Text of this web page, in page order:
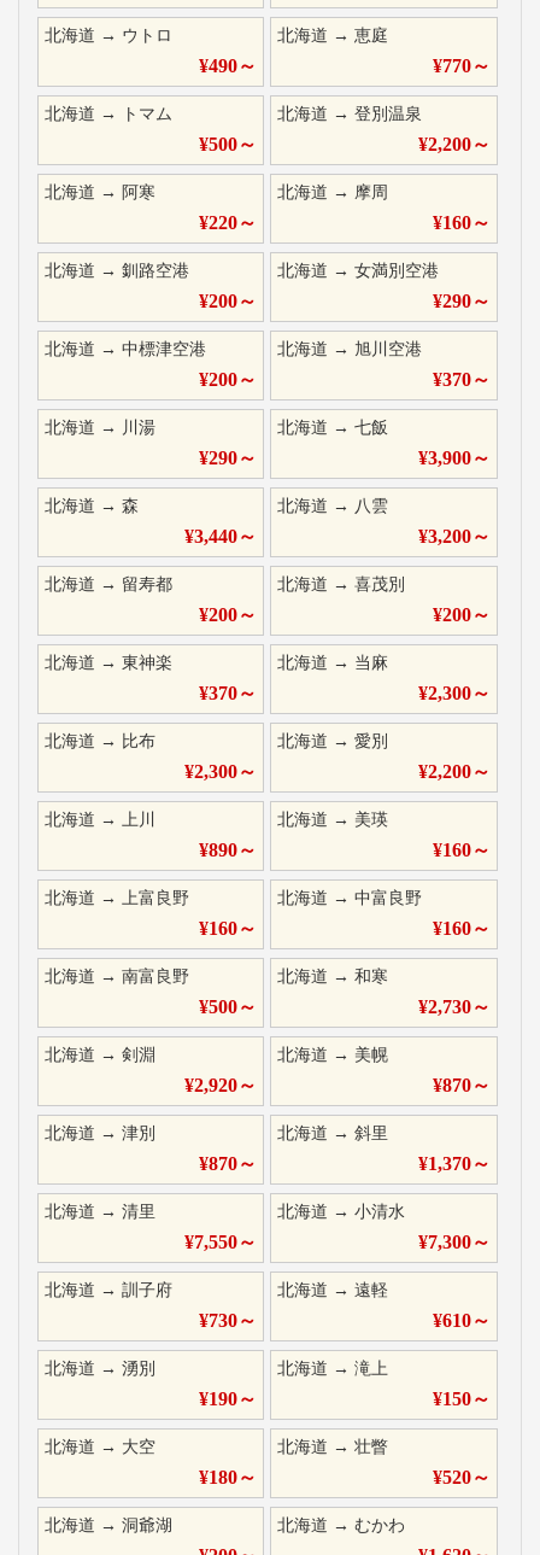
北海道 → ウトロ
¥490～
北海道 →恵庭
¥770～
北海道 → トマム
¥500～
北海道 →登別温泉
¥2,200～
北海道 → 阿寒
¥220～
北海道 → 摩周
¥160～
北海道 → 釧路空港
¥200～
北海道 →女満別空港
¥290～
北海道 → 中標津空港
¥200～
北海道 →旭川空港
¥370～
北海道 → 川湯
¥290～
北海道 →七飯
¥3,900～
北海道 → 森
¥3,440～
北海道 → 八雲
¥3,200～
北海道 → 留寿都
¥200～
北海道 →喜茂別
¥200～
北海道 → 東神楽
¥370～
北海道 → 当麻
¥2,300～
北海道 → 比布
¥2,300～
北海道 →愛別
¥2,200～
北海道 → 上川
¥890～
北海道 → 美瑛
¥160～
北海道 → 上富良野
¥160～
北海道 →中富良野
¥160～
北海道 → 南富良野
¥500～
北海道 →和寒
¥2,730～
北海道 → 剣淵
¥2,920～
北海道 → 美幌
¥870～
北海道 → 津別
¥870～
北海道 →斜里
¥1,370～
北海道 → 清里
¥7,550～
北海道 →小清水
¥7,300～
北海道 → 訓子府
¥730～
北海道 →遠軽
¥610～
北海道 → 湧別
¥190～
北海道 →滝上
¥150～
北海道 → 大空
¥180～
北海道 →壮瞥
¥520～
北海道 → 洞爺湖 北海道 →むかわ